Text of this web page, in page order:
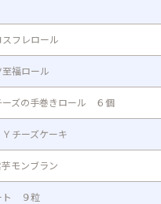
フレロール
福ロール
ズの手巻きロール ６個
チーズケーキ
モンブラン
ト ９粒